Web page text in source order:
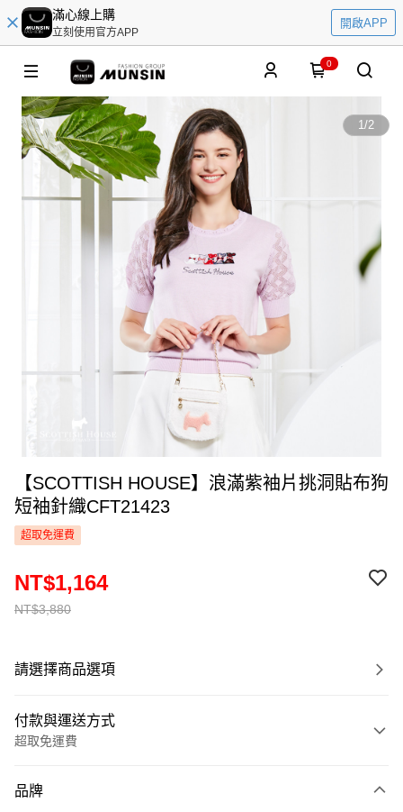
滿心線上購
立刻使用官方APP
開啟APP
0
1/2
【SCOTTISH HOUSE】浪滿紫袖片挑洞貼布狗
短袖針織CFT21423
超取免運費
NT$3,880
NT$1,164
請選擇商品選項
付款與運送方式
超取免運費
信用卡一次付款
品牌